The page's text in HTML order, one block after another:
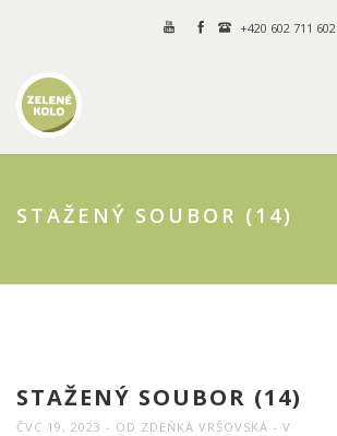
+420 602 711 602
STAŽENÝ SOUBOR (14)
STAŽENÝ SOUBOR (14)
ČVC 19, 2023 OD ZDEŇKA VRŠOVSKÁ V